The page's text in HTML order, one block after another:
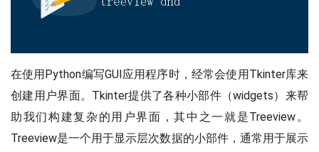
在使用Python编写GUI应用程序时，经常会使用Tkinter库来
创建用户界面。Tkinter提供了各种小部件（widgets）来帮
助我们构建复杂的用户界面，其中之一就是Treeview。
Treeview是一个用于显示层次数据的小部件，通常用于展示